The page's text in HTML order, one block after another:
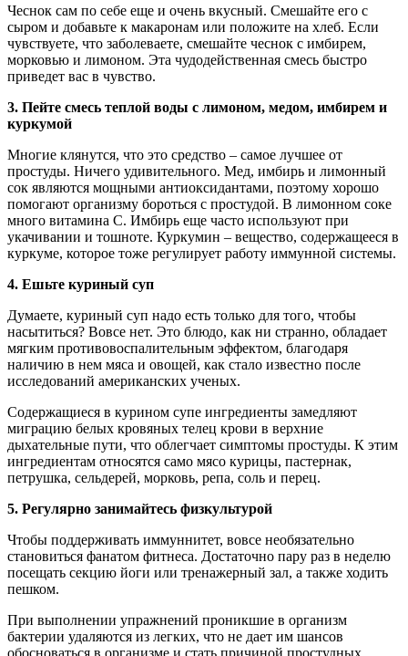
Чеснок сам по себе еще и очень вкусный. Смешайте его с
сыром и добавьте к макаронам или положите на хлеб. Если
чувствуете, что заболеваете, смешайте чеснок с имбирем,
морковью и лимоном. Эта чудодейственная смесь быстро
приведет вас в чувство.
3. Пейте смесь теплой воды с лимоном, медом, имбирем и
куркумой
Многие клянутся, что это средство – самое лучшее от
простуды. Ничего удивительного. Мед, имбирь и лимонный
сок являются мощными антиоксидантами, поэтому хорошо
помогают организму бороться с простудой. В лимонном соке
много витамина C. Имбирь еще часто используют при
укачивании и тошноте. Куркумин – вещество, содержащееся в
куркуме, которое тоже регулирует работу иммунной системы.
4. Ешьте куриный суп
Думаете, куриный суп надо есть только для того, чтобы
насытиться? Вовсе нет. Это блюдо, как ни странно, обладает
мягким противовоспалительным эффектом, благодаря
наличию в нем мяса и овощей, как стало известно после
исследований американских ученых.
Содержащиеся в курином супе ингредиенты замедляют
миграцию белых кровяных телец крови в верхние
дыхательные пути, что облегчает симптомы простуды. К этим
ингредиентам относятся само мясо курицы, пастернак,
петрушка, сельдерей, морковь, репа, соль и перец.
5. Регулярно занимайтесь физкультурой
Чтобы поддерживать иммуннитет, вовсе необязательно
становиться фанатом фитнеса. Достаточно пару раз в неделю
посещать секцию йоги или тренажерный зал, а также ходить
пешком.
При выполнении упражнений проникшие в организм
бактерии удаляются из легких, что не дает им шансов
обосноваться в организме и стать причиной простудных